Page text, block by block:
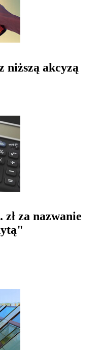
niższą akcyzą
za nazwanie